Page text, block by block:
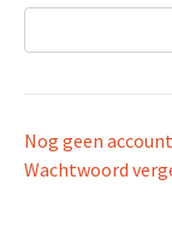
Nog geen
Wachtwoord